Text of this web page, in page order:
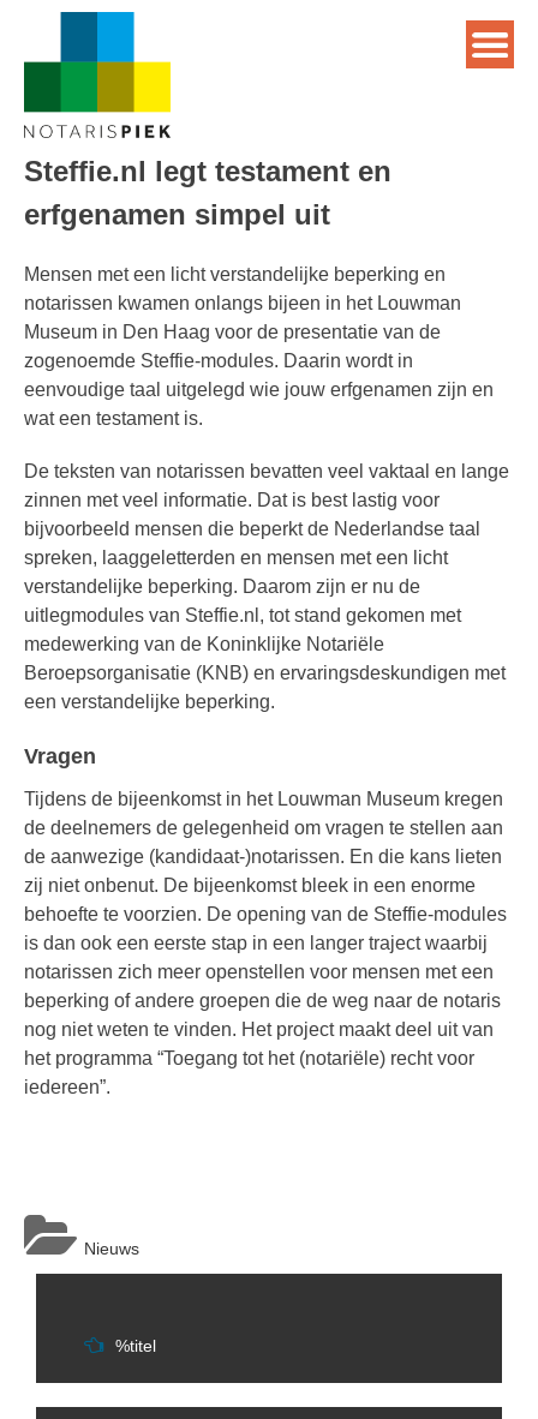
Steffie.nl legt testament en
erfgenamen simpel uit
Mensen met een licht verstandelijke beperking en
notarissen kwamen onlangs bijeen in het Louwman
Museum in Den Haag voor de presentatie van de
zogenoemde Steffie-modules. Daarin wordt in
eenvoudige taal uitgelegd wie jouw erfgenamen zijn en
wat een testament is.
De teksten van notarissen bevatten veel vaktaal en lange
zinnen met veel informatie. Dat is best lastig voor
bijvoorbeeld mensen die beperkt de Nederlandse taal
spreken, laaggeletterden en mensen met een licht
verstandelijke beperking. Daarom zijn er nu de
uitlegmodules van Steffie.nl, tot stand gekomen met
medewerking van de Koninklijke Notariële
Beroepsorganisatie (KNB) en ervaringsdeskundigen met
een verstandelijke beperking.
Vragen
Tijdens de bijeenkomst in het Louwman Museum kregen
de deelnemers de gelegenheid om vragen te stellen aan
de aanwezige (kandidaat-)notarissen. En die kans lieten
zij niet onbenut. De bijeenkomst bleek in een enorme
behoefte te voorzien. De opening van de Steffie-modules
is dan ook een eerste stap in een langer traject waarbij
notarissen zich meer openstellen voor mensen met een
beperking of andere groepen die de weg naar de notaris
nog niet weten te vinden. Het project maakt deel uit van
het programma “Toegang tot het (notariële) recht voor
iedereen”.
Nieuws
Berichtnavigatie
%titel